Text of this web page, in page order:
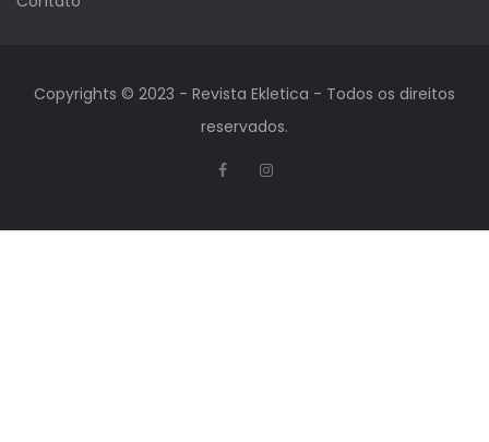
Copyrights © 2023 - Revista Ekletica - Todos os direitos
reservados.